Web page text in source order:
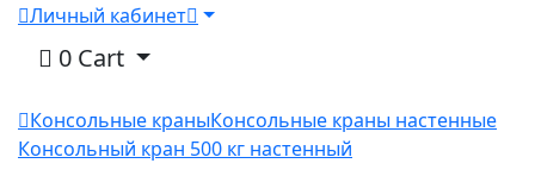
Личный кабинет
0 Cart
Консольные краныКонсольные краны настенные
Консольный кран 500 кг настенный